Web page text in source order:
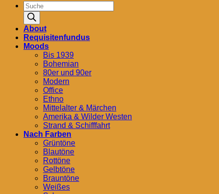
Products
search
About
Requisitenfundus
Moods
Bis 1939
Bohemian
80er und 90er
Modern
Office
Ethno
Mittelalter & Märchen
Amerika & Wilder Westen
Strand & Schifffahrt
Nach Farben
Grüntöne
Blautöne
Rottöne
Gelbtöne
Brauntöne
Weißes